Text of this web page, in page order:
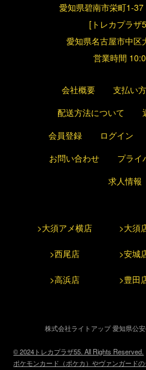
愛知県碧南市栄町1-
[トレカプラザ
愛知県名古屋市中区
営業時間
会社概要
支払い
配送方法について
会員登録
ログイン
お問い合わせ
プライ
求人情報
>大須アメ横店 >大須
>西尾店 >安城
>高浜店 >豊田
株式会社ライトアップ 愛知県公
© 2024トレカプラザ55. All Rights Reserved.
ポケモンカード（ポケカ）やヴァンガード